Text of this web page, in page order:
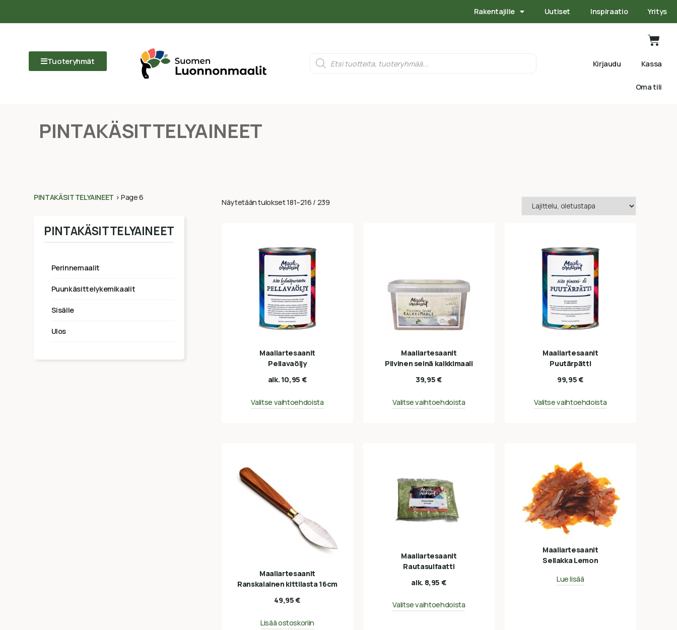
Rakentajille Uutiset Inspiraatio Yritys
Tuoteryhmät Kirjaudu Kassa
Oma tili
PINTAKÄSITTELYAINEET
PINTAKÄSITTELYAINEET > Page 6
PINTAKÄSITTELYAINEET
perinnemaalit
puunkäsittelykemikaalit
sisälle
ulos
Näytetään tulokset 181–216 / 239
Maaliartesaanit
Pellavaöljy
alk. 10,95 €
Valitse vaihtoehdoista
Maaliartesaanit
Pilvinen seinä kalkkimaali
39,95€
Valitse vaihtoehdoista
Maaliartesaanit
Puutärpätti
99,95€
Valitse vaihtoehdoista
Maaliartesaanit
Ranskalainen kittilasta 16cm
49,95€
Lisää ostoskoriin
Maaliartesaanit
Rautasulfaatti
alk. 8,95 €
Valitse vaihtoehdoista
Maaliartesaanit
Sellakka Lemon
Lue lisää